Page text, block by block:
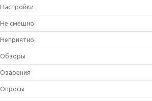
Настройки
Не смешно
Неприятно
Обзоры
Озарения
Опросы